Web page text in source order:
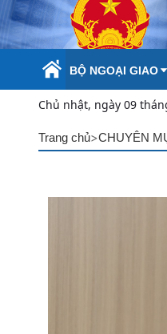
Skip to Main Content
BỘ NGOẠI GIAO
Chủ nhật, ngày 09
Trang chủ>CHUYÊN